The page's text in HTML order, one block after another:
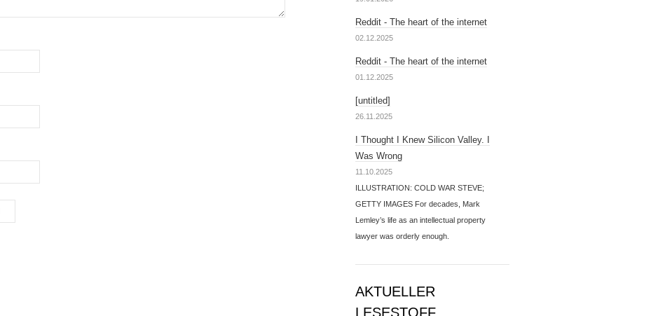
Reddit - The heart of the internet
02.12.2025
Reddit - The heart of the internet
01.12.2025
[untitled]
26.11.2025
I Thought I Knew Silicon Valley. I
Was Wrong
11.10.2025
ILLUSTRATION: COLD WAR STEVE;
GETTY IMAGES For decades, Mark
Lemley’s life as an intellectual property
lawyer was orderly enough.
AKTUELLER
LESESTOFF